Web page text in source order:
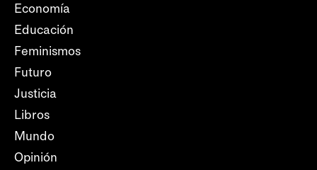
Economía
Educación
Feminismos
Futuro
Justicia
Libros
Mundo
Opinión